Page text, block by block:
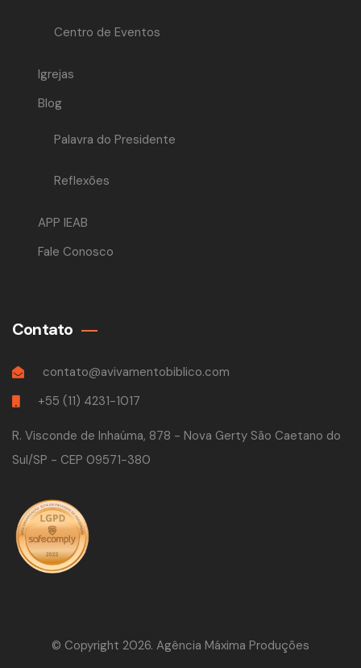
Centro de Eventos
Igrejas
Blog
Palavra do Presidente
Reflexões
APP IEAB
Fale Conosco
Contato
contato@avivamentobiblico.com
+55 (11) 4231-1017
R. Visconde de Inhaúma, 878 - Nova Gerty São Caetano do
Sul/SP - CEP 09571-380
© Copyright 2026. Agência Máxima Produções